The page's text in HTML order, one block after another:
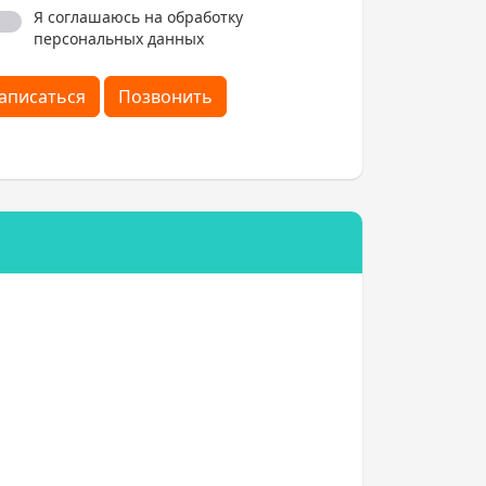
Я соглашаюсь на обработку
персональных данных
Позвонить